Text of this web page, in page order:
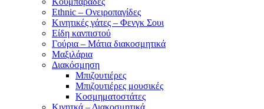
Ethnic – Ονειροπαγίδες
Κινητικές γάτες – Φενγκ Σουι
Είδη κανπιστού
Γούρια – Μάτια διακοσμητικά
Μαξιλάρια
Διακόσμηση
Μπιζουτιέρες
Μπιζουτιέρες μουσικές
Κοσμηματοστάτες
Κινητκά – Διακοσμητικά